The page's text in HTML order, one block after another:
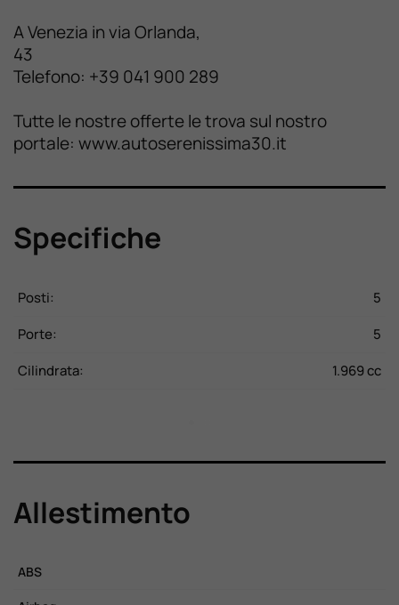
A Venezia in via Orlanda,
43
Telefono: +39 041 900 289
Tutte le nostre offerte le trova sul nostro
portale: www.autoserenissima30.it
Specifiche
Posti:
5
Porte:
5
Cilindrata:
1.969 cc
Allestimento
ABS